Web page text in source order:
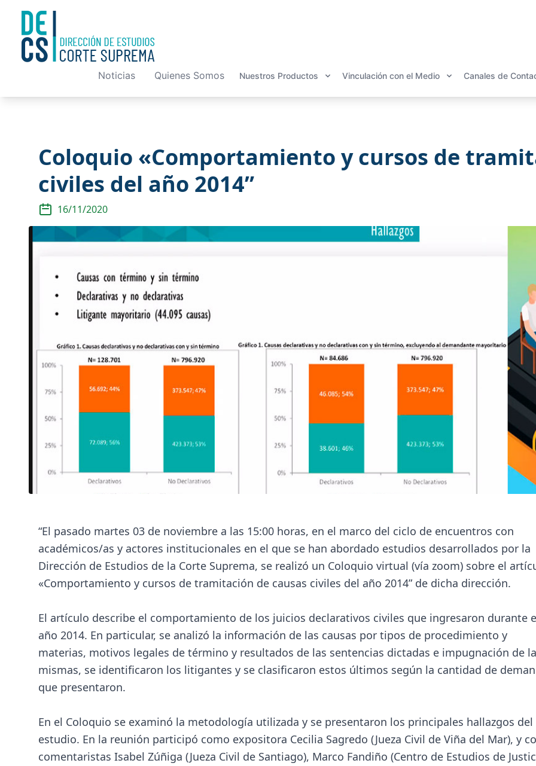
Noticias Quienes Somos Nuestros Productos Vinculación con el Medio Canales de
Coloquio «Comportamiento y cursos de
civiles del año 2014”
16/11/2020
“El pasado martes 03 de noviembre a las 15:00 horas, en el marco del ciclo de encuentros con
académicos/as y actores institucionales en el que se han abordado estudios desarrollados por la
Dirección de Estudios de la Corte Suprema, se realizó un Coloquio virtual (vía zoom) sobre el
«Comportamiento y cursos de tramitación de causas civiles del año 2014” de dicha dirección.
El artículo describe el comportamiento de los juicios declarativos civiles que ingresaron durante
año 2014. En particular, se analizó la información de las causas por tipos de procedimiento y
materias, motivos legales de término y resultados de las sentencias dictadas e impugnación de
mismas, se identificaron los litigantes y se clasificaron estos últimos según la cantidad de
que presentaron.
En el Coloquio se examinó la metodología utilizada y se presentaron los principales hallazgos del
estudio. En la reunión participó como expositora Cecilia Sagredo (Jueza Civil de Viña del Mar), y
comentaristas Isabel Zúñiga (Jueza Civil de Santiago), Marco Fandiño (Centro de Estudios de